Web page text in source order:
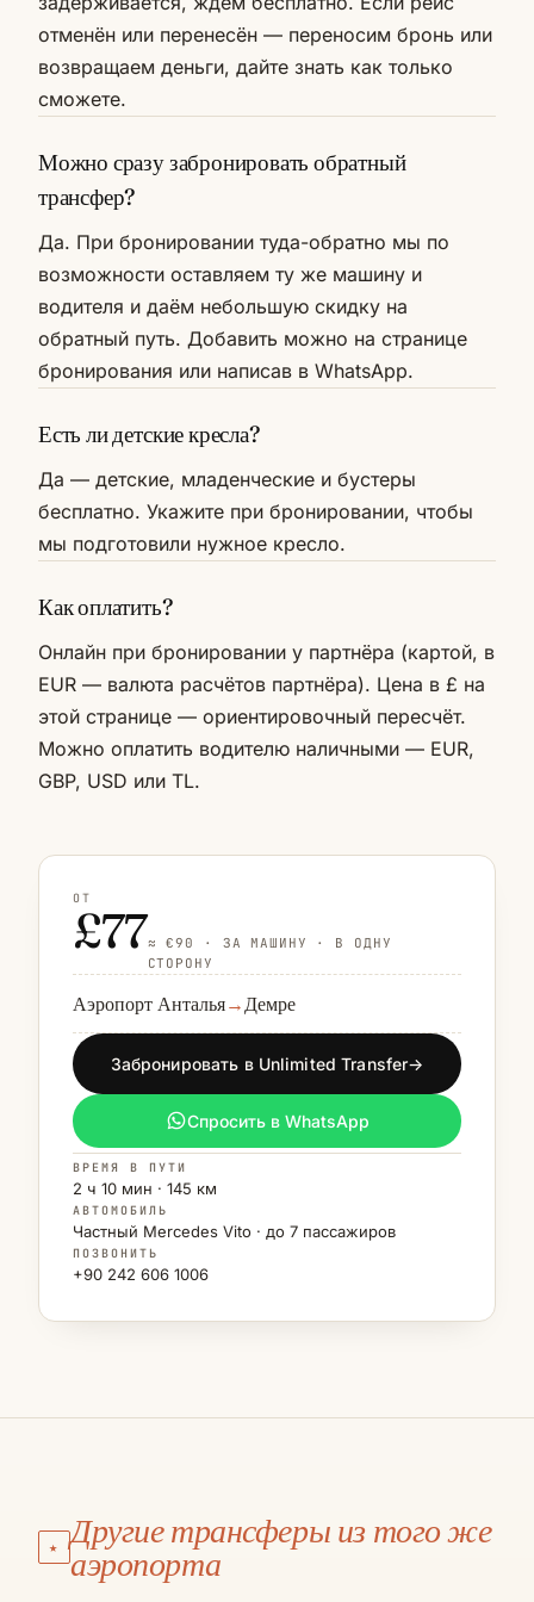
отменён или перенесён — переносим бронь или
возвращаем деньги, дайте знать как только
сможете.
Можно сразу забронировать обратный
трансфер?
Да. При бронировании туда-обратно мы по
возможности оставляем ту же машину и
водителя и даём небольшую скидку на
обратный путь. Добавить можно на странице
бронирования или написав в WhatsApp.
Есть ли детские кресла?
Да — детские, младенческие и бустеры
бесплатно. Укажите при бронировании, чтобы
мы подготовили нужное кресло.
Как оплатить?
Онлайн при бронировании у партнёра (картой, в
EUR — валюта расчётов партнёра). Цена в £ на
этой странице — ориентировочный пересчёт.
Можно оплатить водителю наличными — EUR,
GBP, USD или TL.
ОТ
£77≈ €90 · ЗА МАШИНУ · В ОДНУ
СТОРОНУ
Аэропорт Анталья→ Демре
Забронировать в Unlimited Transfer→
Спросить в WhatsApp
ВРЕМЯ В ПУТИ
2 ч 10 мин · 145 км
АВТОМОБИЛЬ
Частный Mercedes Vito · до 7 пассажиров
ПОЗВОНИТЬ
+90 242 606 1006
★
Другие трансферы из того же
аэропорта
Калкан
€145·3 Ч 15 МИН·210 КМ
АЭРОПОРТ АНТАЛЬЯ
Каш
АЭРОПОРТ АНТАЛЬЯ